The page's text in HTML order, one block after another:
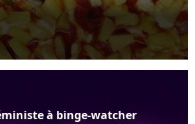
à binge-watcher